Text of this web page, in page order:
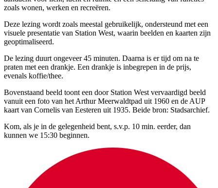
zoals wonen, werken en recreëren.
Deze lezing wordt zoals meestal gebruikelijk, ondersteund met een
visuele presentatie van Station West, waarin beelden en kaarten zijn
geoptimaliseerd.
De lezing duurt ongeveer 45 minuten. Daarna is er tijd om na te
praten met een drankje. Een drankje is inbegrepen in de prijs,
evenals koffie/thee.
Bovenstaand beeld toont een door Station West vervaardigd beeld
vanuit een foto van het Arthur Meerwaldtpad uit 1960 en de AUP
kaart van Cornelis van Eesteren uit 1935. Beide bron: Stadsarchief.
Kom, als je in de gelegenheid bent, s.v.p. 10 min. eerder, dan
kunnen we 15:30 beginnen.